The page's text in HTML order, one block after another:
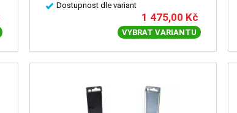
Dostupnost dle variant
1 475,00 Kč
VYBRAT VARIANTU